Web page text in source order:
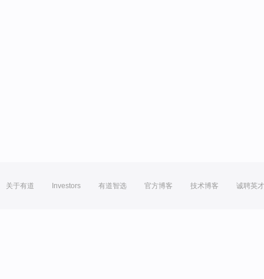
关于有道 Investors 有道智选 官方博客 技术博客 诚聘英才